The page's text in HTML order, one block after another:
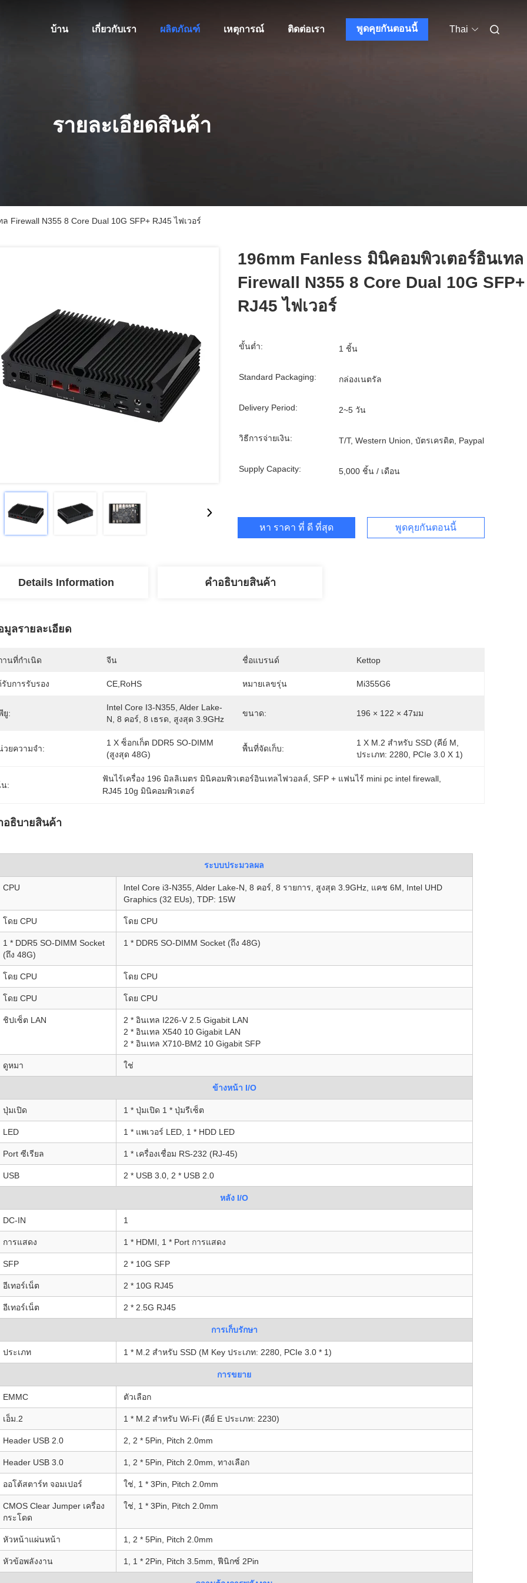
บ้าน เกี่ยวกับเรา ผลิตภัณฑ์ เหตุการณ์ ติดต่อเรา พูดคุยกันตอนนี้ Thai
รายละเอียดสินค้า
Firewall N355 8 Core Dual 10G SFP+ RJ45 ไฟเวอร์
196mm Fanless มินิคอมพิวเตอร์อินเทล
Firewall N355 8 Core Dual 10G SFP+
RJ45 ไฟเวอร์
ขั้นต่ำ: 1 ชิ้น
Standard Packaging: กล่องเนตรัล
Delivery Period: 2~5 วัน
วิธีการจ่ายเงิน: T/T, Western Union, บัตรเครดิต, Paypal
Supply Capacity: 5,000 ชิ้น / เดือน
หา ราคา ที่ ดี ที่สุด พูดคุยกันตอนนี้
Details Information คําอธิบายสินค้า
มูลรายละเอียด
านที่กำเนิด จีน ชื่อแบรนด์ Kettop
รับการรับรอง CE,RoHS หมายเลขรุ่น Mi355G6
ยู:
Intel Core I3-N355, Alder Lake-
N, 8 คอร์, 8 เธรด, สูงสุด 3.9GHz
ขนาด: 196 × 122 × 47มม
วยความจำ:
1 X ซ็อกเก็ต DDR5 SO-DIMM
(สูงสุด 48G)
พื้นที่จัดเก็บ:
1 X M.2 สำหรับ SSD (คีย์ M,
ประเภท: 2280, PCIe 3.0 X 1)
น:
ฟันไร้เครื่อง 196 มิลลิเมตร มินิคอมพิวเตอร์อินเทลไฟวอลล์ , SFP + แฟนไร้ mini pc intel firewall
RJ45 10g มินิคอมพิวเตอร์
อธิบายสินค้า
ระบบประมวลผล
CPU
Intel Core i3-N355, Alder Lake-N, 8 คอร์, 8 รายการ, สูงสุด 3.9GHz, แคช 6M, Intel UHD
Graphics (32 EUs), TDP: 15W
โดย CPU โดย CPU
1 * DDR5 SO-DIMM Socket
(ถึง 48G)
1 * DDR5 SO-DIMM Socket (ถึง 48G)
โดย CPU โดย CPU
โดย CPU โดย CPU
ชิปเซ็ต LAN
2 * อินเทล I226-V 2.5 Gigabit LAN
2 * อินเทล X540 10 Gigabit LAN
2 * อินเทล X710-BM2 10 Gigabit SFP
ดูหมา ใช่
ข้างหน้า I/O
ปุ่มเปิด 1 * ปุ่มเปิด 1 * ปุ่มรีเซ็ต
LED 1 * แพเวอร์ LED, 1 * HDD LED
Port ซีเรียล 1 * เครื่องเชื่อม RS-232 (RJ-45)
USB 2 * USB 3.0, 2 * USB 2.0
หลัง I/O
DC-IN 1
การแสดง 1 * HDMI, 1 * Port การแสดง
SFP 2 * 10G SFP
อีเทอร์เน็ต 2 * 10G RJ45
อีเทอร์เน็ต 2 * 2.5G RJ45
การเก็บรักษา
ประเภท 1 * M.2 สําหรับ SSD (M Key ประเภท: 2280, PCIe 3.0 * 1)
การขยาย
EMMC ตัวเลือก
เอ็ม.2 1 * M.2 สําหรับ Wi-Fi (คีย์ E ประเภท: 2230)
Header USB 2.0 2, 2 * 5Pin, Pitch 2.0mm
Header USB 3.0 1, 2 * 5Pin, Pitch 2.0mm, ทางเลือก
ออโต้สตาร์ท จอมเปอร์ ใช่, 1 * 3Pin, Pitch 2.0mm
CMOS Clear Jumper เครื่อง
กระโดด
ใช่, 1 * 3Pin, Pitch 2.0mm
หัวหน้าแผ่นหน้า 1, 2 * 5Pin, Pitch 2.0mm
หัวข้อพลังงาน 1, 1 * 2Pin, Pitch 3.5mm, ฟีนิกซ์ 2Pin